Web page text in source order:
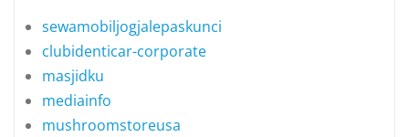
sewamobiljogjalepaskunci
clubidenticar-corporate
masjidku
mediainfo
mushroomstoreusa